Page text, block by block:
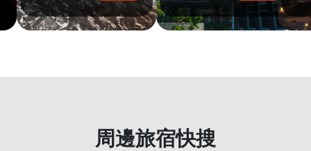
周邊旅宿快搜